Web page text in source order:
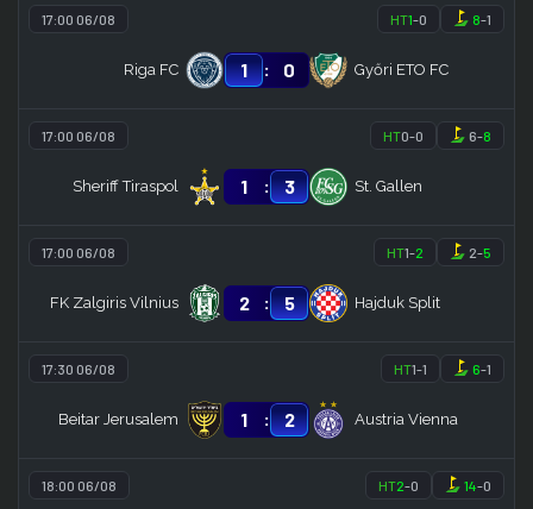
17:00 06/08 HT1-0 8-1
Riga FC 1 : 0 Győri ETO FC
17:00 06/08 HT0-0 6-8
Sheriff Tiraspol 1 : 3 St. Gallen
17:00 06/08 HT1-2 2-5
FK Zalgiris Vilnius 2 : 5 Hajduk Split
17:30 06/08 HT1-1 6-1
Beitar Jerusalem 1 : 2 Austria Vienna
18:00 06/08 HT2-0 14-0